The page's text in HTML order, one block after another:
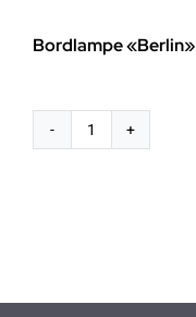
Bordlampe «Berlin»
Bordlampe